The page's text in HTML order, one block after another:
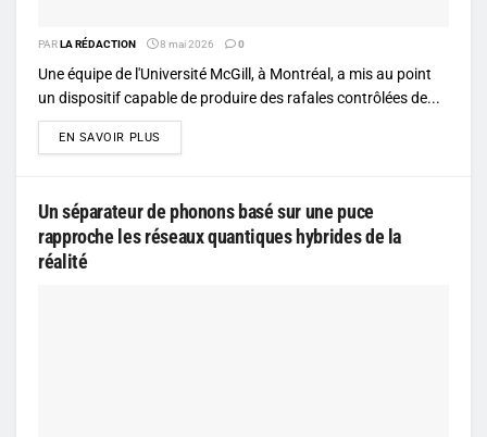
PARLA RÉDACTION 8 mai 2026 0
Une équipe de l'Université McGill, à Montréal, a mis au point
un dispositif capable de produire des rafales contrôlées de...
EN SAVOIR PLUS
Un séparateur de phonons basé sur une puce
rapproche les réseaux quantiques hybrides de la
réalité